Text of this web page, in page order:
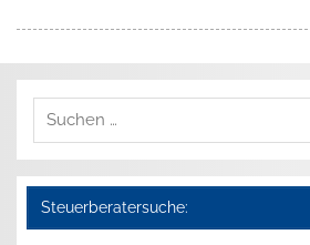
Steuerberatersuche: